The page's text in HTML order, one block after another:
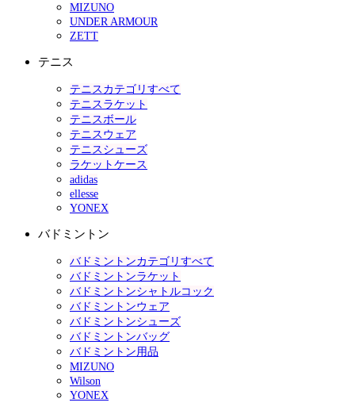
MIZUNO
UNDER ARMOUR
ZETT
テニス
テニスカテゴリすべて
テニスラケット
テニスボール
テニスウェア
テニスシューズ
ラケットケース
adidas
ellesse
YONEX
バドミントン
バドミントンカテゴリすべて
バドミントンラケット
バドミントンシャトルコック
バドミントンウェア
バドミントンシューズ
バドミントンバッグ
バドミントン用品
MIZUNO
Wilson
YONEX